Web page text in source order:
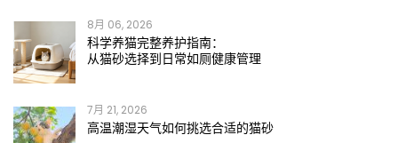
8月 06, 2026
科学养猫完整养护指南：
从猫砂选择到日常如厕健康管理
7月 21, 2026
高温潮湿天气如何挑选合适的猫砂